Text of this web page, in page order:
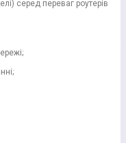
серед переваг роутерів